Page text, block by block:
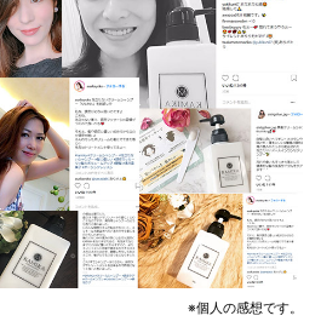
※個人の感想です。